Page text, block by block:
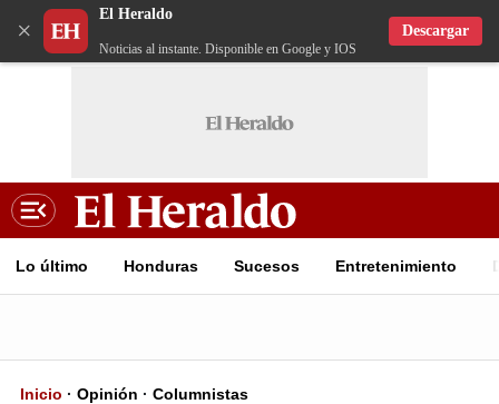
×
El Heraldo
Noticias al instante. Disponible en Google y IOS
Descargar
Lo último Honduras Sucesos Entretenimiento
Inicio Opinión Columnistas